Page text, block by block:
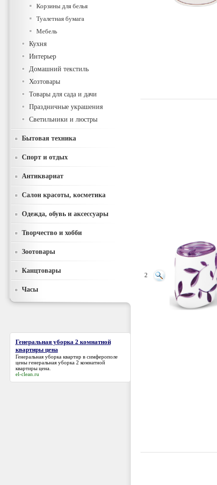
Корзины для белья
Туалетная бумага
Мебель
Кухня
Интерьер
Домашний текстиль
Хозтовары
Товары для сада и дачи
Праздничные украшения
Светильники и люстры
Бытовая техника
Спорт и отдых
Антиквариат
Салон красоты, косметика
Одежда, обувь и аксессуары
Творчество и хобби
Зоотовары
Канцтовары
Часы
Генеральная уборка 2 комнатной
квартиры цена
Генеральная уборка квартир в симферополе
цены генеральная уборка 2 комнатной
квартиры цена.
el-clean.ru
2